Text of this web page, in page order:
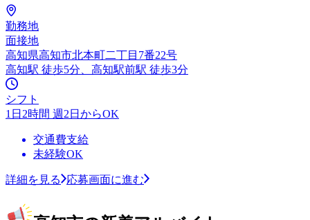
勤務地
面接地
高知県高知市北本町二丁目7番22号
高知駅 徒歩5分、高知駅前駅 徒歩3分
シフト
1日2時間 週2日からOK
交通費支給
未経験OK
詳細を見る 応募画面に進む